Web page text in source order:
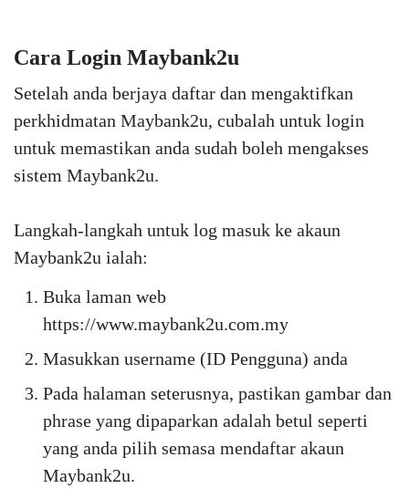
Cara Login Maybank2u
Setelah anda berjaya daftar dan mengaktifkan
perkhidmatan Maybank2u, cubalah untuk login
untuk memastikan anda sudah boleh mengakses
sistem Maybank2u.
Langkah-langkah untuk log masuk ke akaun
Maybank2u ialah:
Buka laman web
https://www.maybank2u.com.my
Masukkan username (ID Pengguna) anda
Pada halaman seterusnya, pastikan gambar dan
phrase yang dipaparkan adalah betul seperti
yang anda pilih semasa mendaftar akaun
Maybank2u.